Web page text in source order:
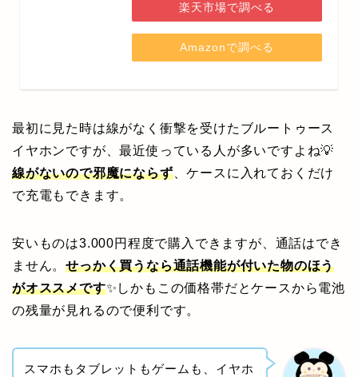
楽天市場で調べる
Amazonで調べる
最初に見た時は線がなく衝撃を受けたブルートゥース
イヤホンですが、最近使っている人が多いですよね💡
線がないので邪魔にならず、ケースに入れておくだけ
で充電もできます。
安いものは3.000円程度で購入できますが、通話はでき
ません。せっかく買うなら通話機能が付いた物のほう
がオススメです✨しかもこの価格帯だとケースから電池
の残量が見れるので便利です。
スマホもタブレットもゲームも、イヤホ